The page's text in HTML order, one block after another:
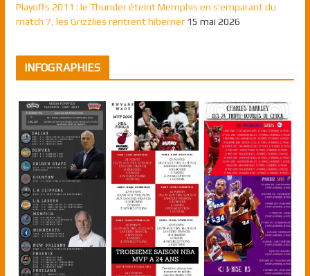
Playoffs 2011 : le Thunder éteint Memphis en s’emparant du
match 7, les Grizzlies rentrent hiberner 15 mai 2026
INFOGRAPHIES